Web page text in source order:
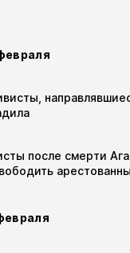
после смерти